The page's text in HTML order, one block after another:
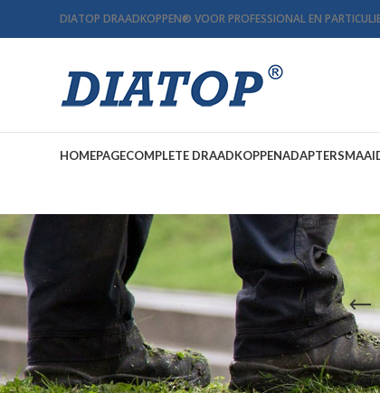
DIATOP DRAADKOPPEN® VOOR PROFESSIONAL EN
HOMEPAGECOMPLETE DRAADKOPPENADAPTERS